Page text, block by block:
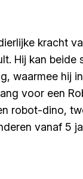
kracht
Hij kan beide
waarmee hij
voor een
robot-dino,
vanaf 5